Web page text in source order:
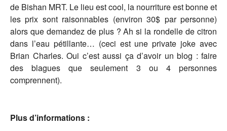
de Bishan MRT. Le lieu est cool, la nourriture est bonne et
les prix sont raisonnables (environ 30$ par personne)
alors que demandez de plus ? Ah si la rondelle de citron
dans l’eau pétillante… (ceci est une private joke avec
Brian Charles. Oui c’est aussi ça d’avoir un blog : faire
des blagues que seulement 3 ou 4 personnes
comprennent).
Plus d’informations :